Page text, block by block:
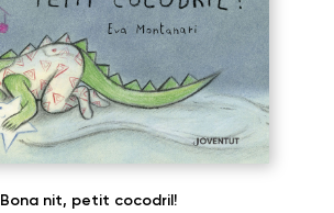
Bona nit, petit cocodril!